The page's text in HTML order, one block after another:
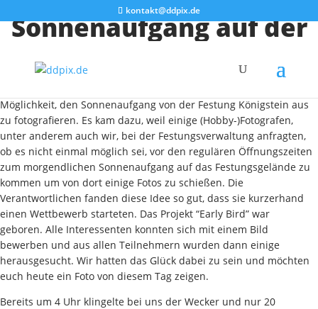
kontakt@ddpix.de
Sonnenaufgang auf der
Festung Königstein
Möglichkeit, den Sonnenaufgang von der Festung Königstein aus
zu fotografieren. Es kam dazu, weil einige (Hobby-)Fotografen,
unter anderem auch wir, bei der Festungsverwaltung anfragten,
ob es nicht einmal möglich sei, vor den regulären Öffnungszeiten
zum morgendlichen Sonnenaufgang auf das Festungsgelände zu
kommen um von dort einige Fotos zu schießen. Die
Verantwortlichen fanden diese Idee so gut, dass sie kurzerhand
einen Wettbewerb starteten. Das Projekt “Early Bird” war
geboren. Alle Interessenten konnten sich mit einem Bild
bewerben und aus allen Teilnehmern wurden dann einige
herausgesucht. Wir hatten das Glück dabei zu sein und möchten
euch heute ein Foto von diesem Tag zeigen.
Bereits um 4 Uhr klingelte bei uns der Wecker und nur 20